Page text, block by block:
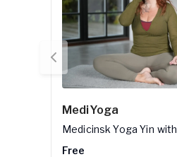
MediYoga
Medicinsk Yoga Yin with
Free